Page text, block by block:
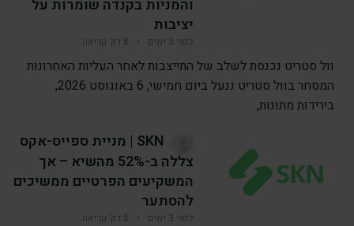
והמניות בקנדה שומרות על
יציבות
לפני 3 ימים • 8 דק’ קריאה
וול סטריט נכנסת לשלב של התייצבות לאחר העליות האחרונות
המסחר בוול סטריט ננעל ביום חמישי, 6 באוגוסט 2026,
בירידות מתונות,
SKN | מניית ספייס-אקס
צללה ב-52% מהשיא – אך
המשקיעים הפרטיים ממשיכים
להסתער
לפני 3 ימים • 5 דק’ קריאה